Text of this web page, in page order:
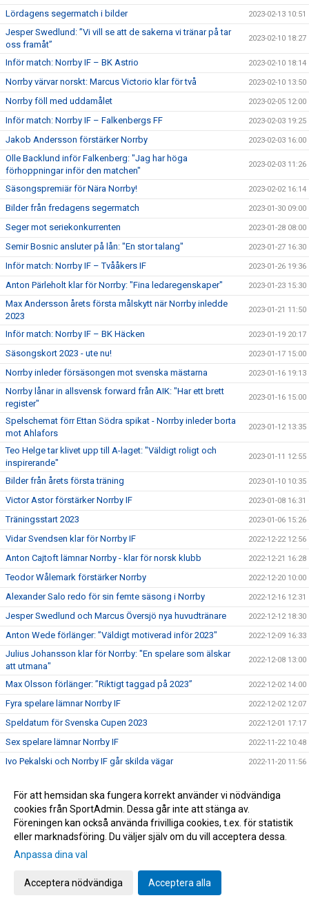
Lördagens segermatch i bilder 2023-02-13 10:51
Jesper Swedlund: ”Vi vill se att de sakerna vi tränar på tar
oss framåt”
2023-02-10 18:27
Inför match: Norrby IF – BK Astrio 2023-02-10 18:14
Norrby värvar norskt: Marcus Victorio klar för två 2023-02-10 13:50
Norrby föll med uddamålet 2023-02-05 12:00
Inför match: Norrby IF – Falkenbergs FF 2023-02-03 19:25
Jakob Andersson förstärker Norrby 2023-02-03 16:00
Olle Backlund inför Falkenberg: "Jag har höga
förhoppningar inför den matchen"
2023-02-03 11:26
Säsongspremiär för Nära Norrby! 2023-02-02 16:14
Bilder från fredagens segermatch 2023-01-30 09:00
Seger mot seriekonkurrenten 2023-01-28 08:00
Semir Bosnic ansluter på lån: "En stor talang" 2023-01-27 16:30
Inför match: Norrby IF – Tvååkers IF 2023-01-26 19:36
Anton Pärleholt klar för Norrby: "Fina ledaregenskaper" 2023-01-23 15:30
Max Andersson årets första målskytt när Norrby inledde
2023
2023-01-21 11:50
Inför match: Norrby IF – BK Häcken 2023-01-19 20:17
Säsongskort 2023 - ute nu! 2023-01-17 15:00
Norrby inleder försäsongen mot svenska mästarna 2023-01-16 19:13
Norrby lånar in allsvensk forward från AIK: "Har ett brett
register"
2023-01-16 15:00
Spelschemat förr Ettan Södra spikat - Norrby inleder borta
mot Ahlafors
2023-01-12 13:35
Teo Helge tar klivet upp till A-laget: "Väldigt roligt och
inspirerande"
2023-01-11 12:55
Bilder från årets första träning 2023-01-10 10:35
Victor Astor förstärker Norrby IF 2023-01-08 16:31
Träningsstart 2023 2023-01-06 15:26
Vidar Svendsen klar för Norrby IF 2022-12-22 12:56
Anton Cajtoft lämnar Norrby - klar för norsk klubb 2022-12-21 16:28
Teodor Wålemark förstärker Norrby 2022-12-20 10:00
Alexander Salo redo för sin femte säsong i Norrby 2022-12-16 12:31
Jesper Swedlund och Marcus Översjö nya huvudtränare 2022-12-12 18:30
Anton Wede förlänger: ”Väldigt motiverad inför 2023" 2022-12-09 16:33
Julius Johansson klar för Norrby: "En spelare som älskar
att utmana"
2022-12-08 13:00
Max Olsson förlänger: ”Riktigt taggad på 2023” 2022-12-02 14:00
Fyra spelare lämnar Norrby IF 2022-12-02 12:07
Speldatum för Svenska Cupen 2023 2022-12-01 17:17
Sex spelare lämnar Norrby IF 2022-11-22 10:48
Ivo Pekalski och Norrby IF går skilda vägar 2022-11-20 11:56
Cupen.
Johan Brannefalk och Norrby IF går skilda vägar 2022-11-11 15:58
Norrby IF och Fredrik Lundgren går skilda vägar
Nära Norrby S02E09: "Det här är föreningen i mitt hjärta"
Mak Lind och Norrby IF går skilda vägar
För att hemsidan ska fungera korrekt använder vi nödvändiga
cookies från SportAdmin. Dessa går inte att stänga av.
Föreningen kan också använda frivilliga cookies, t.ex. för statistik
eller marknadsföring. Du väljer själv om du vill acceptera dessa.
Anpassa dina val
Acceptera nödvändiga Acceptera alla